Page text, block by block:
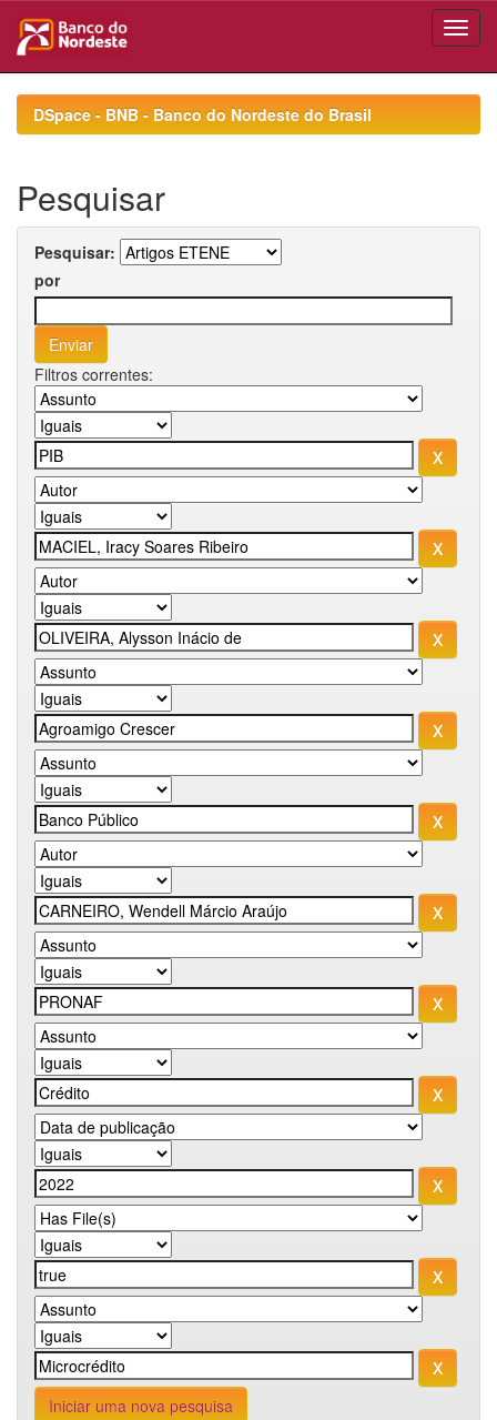
navigationDSpace - BNB - Banco do Nordeste do Brasil
Pesquisar
Pesquisar:
por
Filtros correntes:
Iniciar uma nova pesquisa